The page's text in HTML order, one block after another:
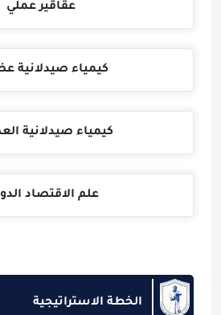
عقاقير عملي
كيمياء صيدلانية
كيمياء صيدلانية
علم الاقتصاد
الخطة الاستراتيجية